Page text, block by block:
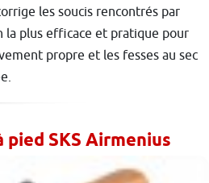
les soucis rencontrés par
la plus efficace et pratique pour
propre et les fesses au sec
pied SKS Airmenius